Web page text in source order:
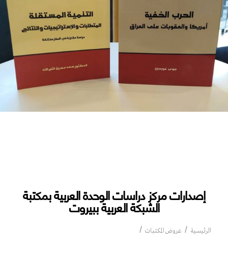
إصدارات مركز دراسات الوحدة العربية بمكتبة
الشبكة العربية ببيروت
الرئيسية عروض المكتبات